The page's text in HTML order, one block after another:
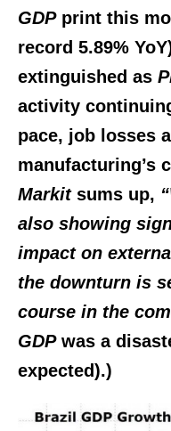
GDPprint this
record 5.89%
extinguished as
activity
pace, job losses
manufacturing’s
Markitsums up,
also showing
impact on
the downturn is
course in the
GDPwas a
expected).)